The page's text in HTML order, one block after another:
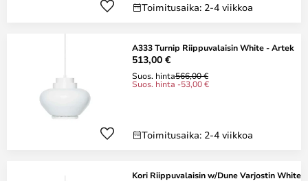
Toimitusaika: 2-4 viikkoa
A333 Turnip Riippuvalaisin White - Artek
513,00 €
Suos. hinta566,00 €
Suos. hinta -53,00 €
Toimitusaika: 2-4 viikkoa
Kori Riippuvalaisin w/Dune Varjostin White